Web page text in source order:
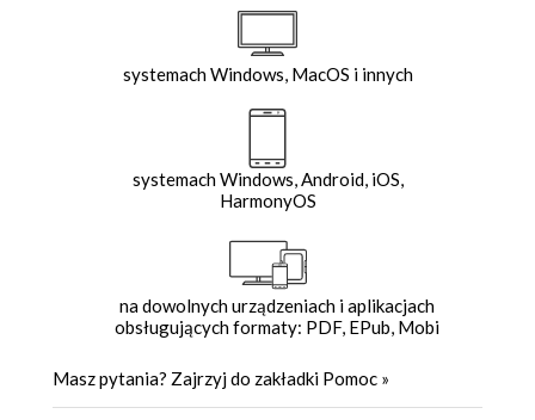
systemach Windows, MacOS i innych
systemach Windows, Android, iOS,
HarmonyOS
na dowolnych urządzeniach i aplikacjach
obsługujących formaty: PDF, EPub, Mobi
Masz pytania? Zajrzyj do zakładki Pomoc »